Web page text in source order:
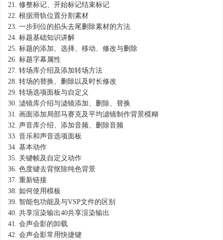
21. 修整标记、开始标记结束标记
22. 根据滑轨位置分割素材
23. 一步到位的掐头去尾删除素材的方法
24. 标题基础知识讲解
25. 标题的添加、选择、移动、修改与删除
26. 标题字幕属性
27. 转场库介绍及添加转场方法
28. 转场的替换、删除以及时长修改
29. 转场选项面板与自定义
30. 滤镜库介绍与滤镜添加、删除、替换
31. 画面添加局部马赛克及平均滤镜制作背景模糊
32. 声音库介绍、添加音频、删除音频
33. 音乐和声音选项面板
34. 基本动作
35. 关键帧及自定义动作
36. 色度键去背抠除纯色背景
37. 重新链接
38. 如何使用模板
39. 智能包功能及与VSP文件的区别
40. 共享渲染输出40共享渲染输出
41. 会声会影的卸载
42. 会声会影常用快捷键